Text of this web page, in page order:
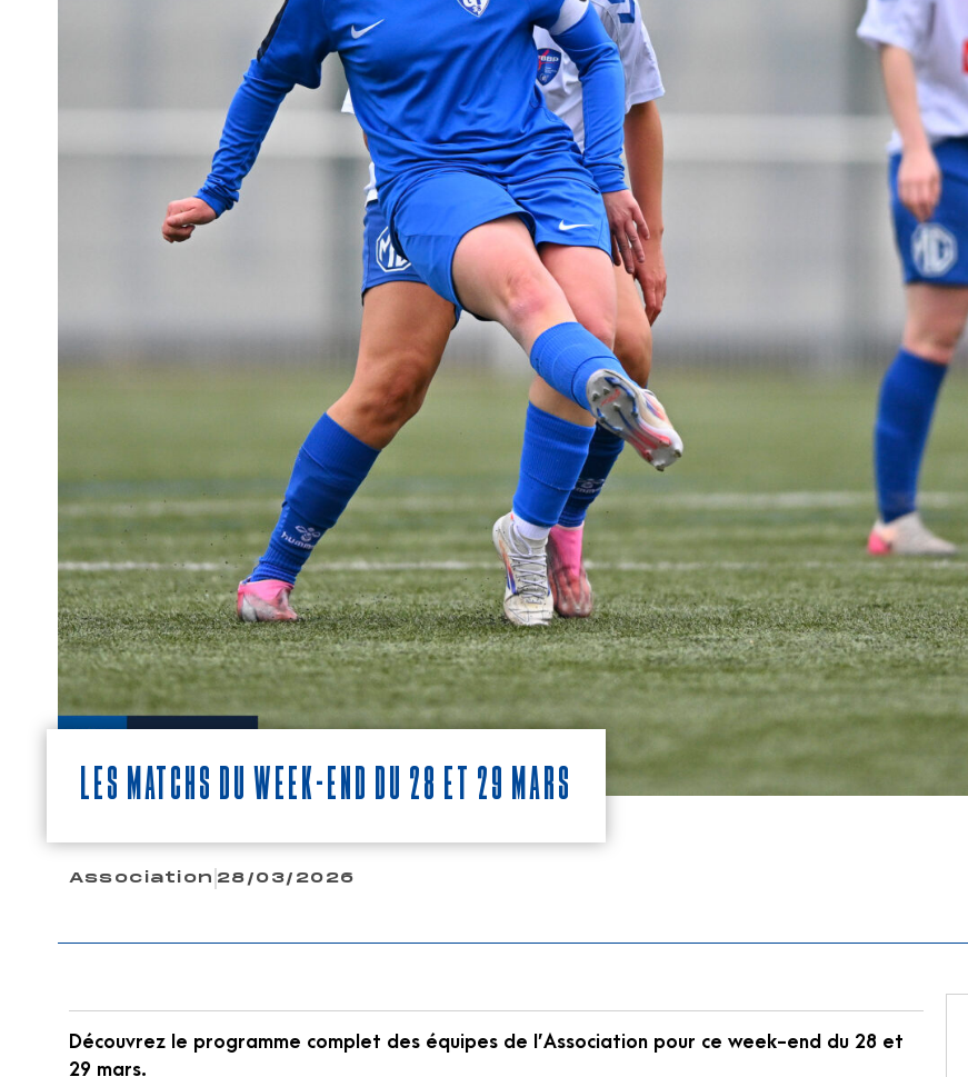
Les matchs du week-end du 28 et 29 Mars
Association 28/03/2026
Découvrez le programme complet des équipes de l’Association pour ce week-end du 28 et
29 mars.